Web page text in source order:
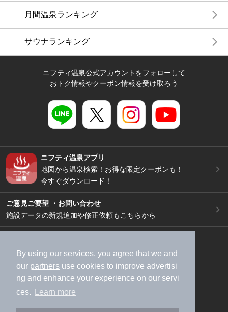
By using our services, you agree that we and
our partners use cookies to improve advertisi
ng and enhance your experience on our servi
ces.
Learn more
月間温泉ランキング
サウナランキング
ニフティ温泉公式アカウントをフォローして
おトク情報やクーポン情報を受け取ろう
ニフティ温泉アプリ
地図から温泉検索！お得な限定クーポンも！
今すぐダウンロード！
ご意見ご要望 ・お問い合わせ
施設データの新規追加や修正依頼もこちらから
加盟店募集（資料請求）
広告出稿のご案内
利用規約
ライフスタイルMEMBERS+規約
特定商取引法に基づく表記
ヘルプ
採用情報
運営会社